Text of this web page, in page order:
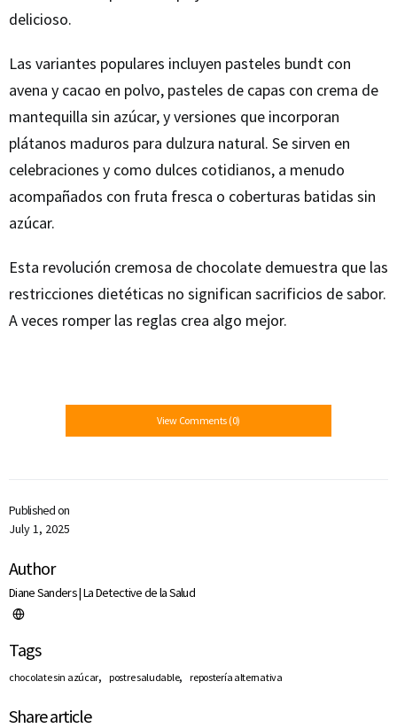
Published on
July 1, 2025
Author
Diane Sanders | La Detective de la Salud
Tags
chocolate sin azúcar, postre saludable, repostería alternativa
Share article
delicioso.
Las variantes populares incluyen pasteles bundt con
avena y cacao en polvo, pasteles de capas con crema de
mantequilla sin azúcar, y versiones que incorporan
plátanos maduros para dulzura natural. Se sirven en
celebraciones y como dulces cotidianos, a menudo
acompañados con fruta fresca o coberturas batidas sin
azúcar.
Esta revolución cremosa de chocolate demuestra que las
restricciones dietéticas no significan sacrificios de sabor.
A veces romper las reglas crea algo mejor.
View Comments (0)